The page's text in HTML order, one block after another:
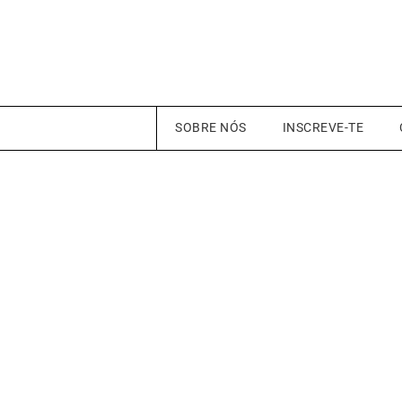
SOBRE NÓS INSCREVE-TE